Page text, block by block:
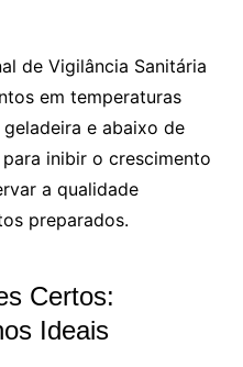
de Vigilância Sanitária
em temperaturas
e abaixo de
inibir o crescimento
a qualidade
preparados.
Certos:
Ideais